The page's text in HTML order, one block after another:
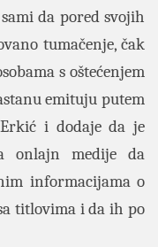
da pored svojih
tumačenje, čak
s oštećenjem
emituju putem
i dodaje da je
onlajn medije da
informacijama o
titlovima i da ih po